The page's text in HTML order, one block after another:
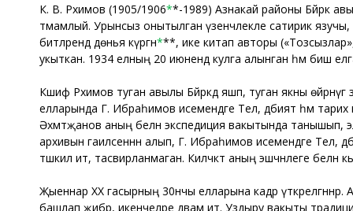
К. В. Рәхимов (1905/1906**-1989) Азнакай районы Бәйрәкә
тәмамлый. Урынсыз онытылган үзенчәлекле сатирик
битләрендә дөнья күргән***, ике китап авторы
укыткан. 1934 елның 20 июнендә кулга алынган һәм биш
Кәшиф Рәхимов туган авылы Бәйрәкәдә яшәп, туган якны
елларында Г. Ибраһимов исемендәге Тел, әдәбият һәм
Әхмәтҗанов аның белән экспедиция вакытында танышып,
архивын гаиләсеннән алып, Г. Ибраһимов исемендәге Тел,
тәшкил итә, тасвирланмаган. Киләчәктә аның эшчәнлеге
Җыеннар XX гасырның 30нчы елларына кадәр
башлап җибәрә, икенчеләре дәвам итә. Уздыру вакыты